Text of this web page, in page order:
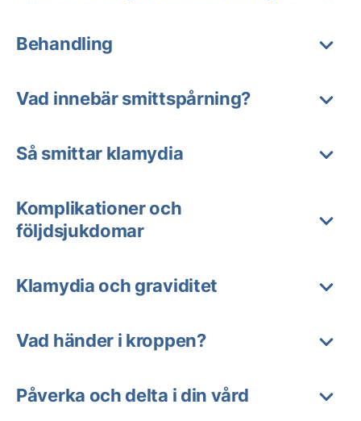
Behandling
Vad innebär smittspårning?
Så smittar klamydia
Komplikationer och
följdsjukdomar
Klamydia och graviditet
Vad händer i kroppen?
Påverka och delta i din vård